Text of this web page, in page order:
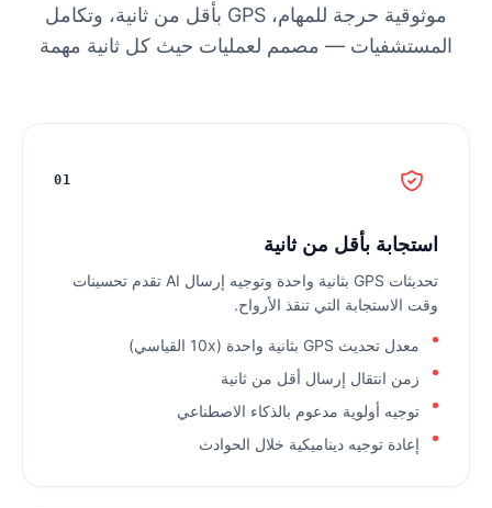
موثوقية حرجة للمهام، GPS بأقل من ثانية، وتكامل
المستشفيات — مصمم لعمليات حيث كل ثانية مهمة
01
استجابة بأقل من ثانية
تحديثات GPS بثانية واحدة وتوجيه إرسال AI تقدم تحسينات
وقت الاستجابة التي تنقذ الأرواح.
معدل تحديث GPS بثانية واحدة (10x القياسي)
زمن انتقال إرسال أقل من ثانية
توجيه أولوية مدعوم بالذكاء الاصطناعي
إعادة توجيه ديناميكية خلال الحوادث